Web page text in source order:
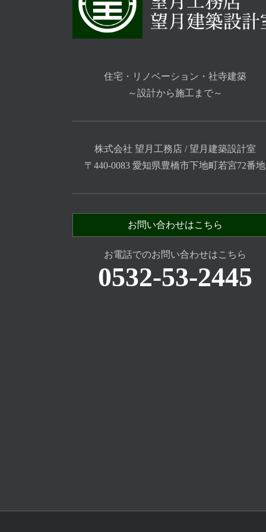
住宅・リノベーション・社寺建築
～設計から施工まで～
株式会社 望月工務店 / 望月建築設計室
〒440-0083 愛知県豊橋市下地町若宮72番地
お問い合わせはこちら
お電話でのお問い合わせはこちら
0532-53-2445